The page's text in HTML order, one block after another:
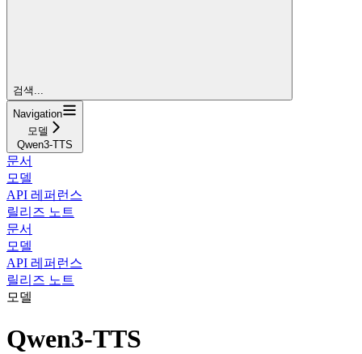
검색...
Navigation
모델
Qwen3-TTS
문서
모델
API 레퍼런스
릴리즈 노트
문서
모델
API 레퍼런스
릴리즈 노트
모델
Qwen3-TTS